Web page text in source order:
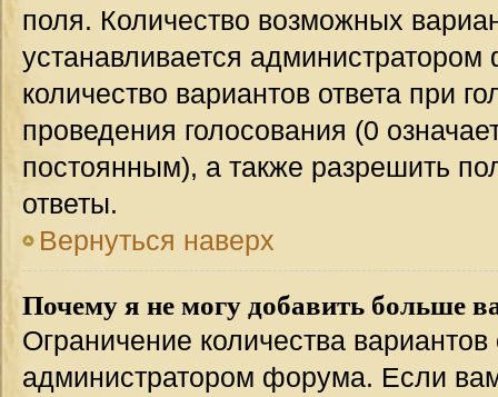
поля. Количество возможных
устанавливается
количество вариантов ответа при
проведения голосования (0
постоянным), а также разрешить
ответы.
Вернуться наверх
Почему я не могу добавить больше
Ограничение количества вариантов
администратором форума. Если